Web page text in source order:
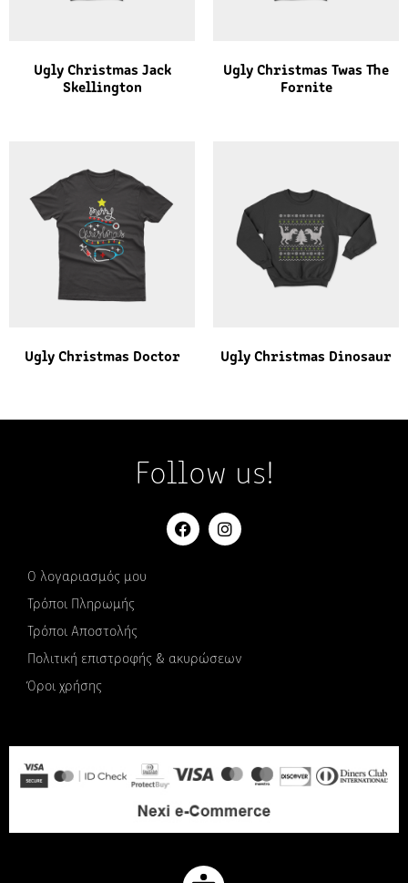
Ugly Christmas Jack
Skellington
Ugly Christmas Twas The
Fornite
Ugly Christmas Doctor Ugly Christmas Dinosaur
Follow us!
Ο λογαριασμός μου
Τρόποι Πληρωμής
Τρόποι Αποστολής
Πολιτική επιστροφής & ακυρώσεων
Όροι χρήσης